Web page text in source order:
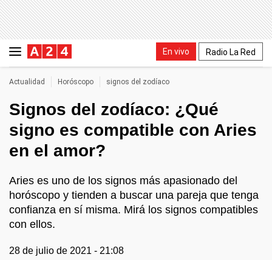
En vivo Radio La Red
Actualidad Horóscopo signos del zodíaco
Signos del zodíaco: ¿Qué
signo es compatible con Aries
en el amor?
Aries es uno de los signos más apasionado del
horóscopo y tienden a buscar una pareja que tenga
confianza en sí misma. Mirá los signos compatibles
con ellos.
28 de julio de 2021 - 21:08